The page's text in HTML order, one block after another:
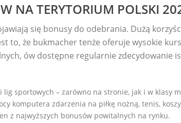
NA TERYTORIUM POLSKI
się bonusy do odebrania. Dużą
to, że bukmacher tenże oferuje wysokie
ów dostępne regularnie zdecydowanie
sportowych – zarówno na stronie, jak i w klasy
komputera zdarzenia na piłkę nożną, tenis,
z najwyższych bonusów powitalnych na rynku.